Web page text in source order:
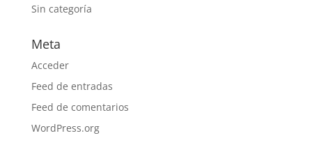
Sin categoría
Meta
Acceder
Feed de entradas
Feed de comentarios
WordPress.org